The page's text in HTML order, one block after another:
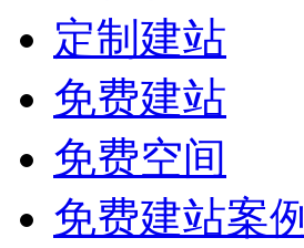
定制建站
免费建站
免费空间
免费建站案例